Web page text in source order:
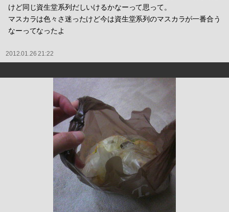
けど同じ資生堂系列だしいけるかなーって思って。
マスカラは色々さ迷ったけど今は資生堂系列のマスカラが一番合う
なーってなったよ
2012.01.26 21:22